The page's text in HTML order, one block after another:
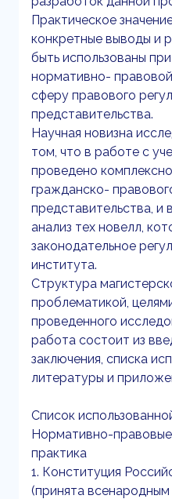
Практическое
конкретные выводы и
быть использованы
нормативно-
сферу правового
представительства.
Научная новизна
том, что в работе с
проведено
гражданско-
представительства, и
анализ тех новелл,
законодательное
института.
Структура
проблематикой,
проведенного
работа состоит из
заключения, списка
литературы и
Список
Нормативно-
практика
1. Конституция
(принята